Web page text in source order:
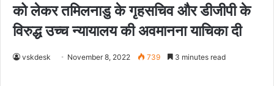
को लेकर तमिलनाडु के गृहसचिव और डीजीपी के
विरुद्ध उच्च न्यायालय की अवमानना याचिका दी
vskdesk November 8, 2022 739 3 minutes read